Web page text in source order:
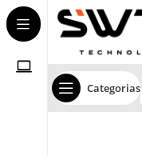
Categorias